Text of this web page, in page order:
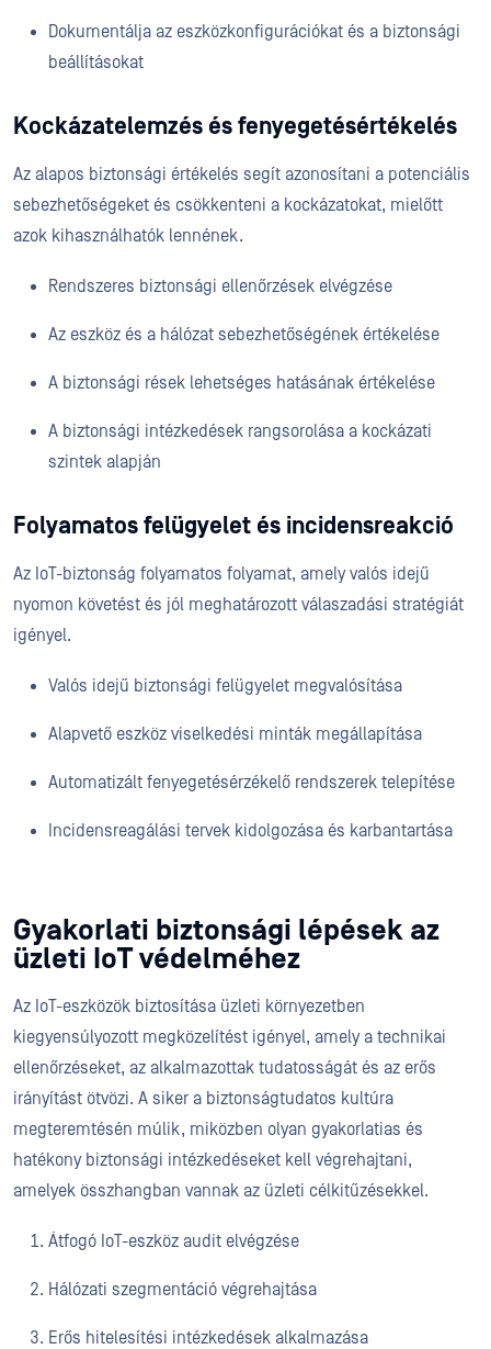
Dokumentálja az eszközkonfigurációkat és a biztonsági
beállításokat
Kockázatelemzés és fenyegetésértékelés
Az alapos biztonsági értékelés segít azonosítani a potenciális
sebezhetőségeket és csökkenteni a kockázatokat, mielőtt
azok kihasználhatók lennének.
Rendszeres biztonsági ellenőrzések elvégzése
Az eszköz és a hálózat sebezhetőségének értékelése
A biztonsági rések lehetséges hatásának értékelése
A biztonsági intézkedések rangsorolása a kockázati
szintek alapján
Folyamatos felügyelet és incidensreakció
Az IoT-biztonság folyamatos folyamat, amely valós idejű
nyomon követést és jól meghatározott válaszadási stratégiát
igényel.
Valós idejű biztonsági felügyelet megvalósítása
Alapvető eszköz viselkedési minták megállapítása
Automatizált fenyegetésérzékelő rendszerek telepítése
Incidensreagálási tervek kidolgozása és karbantartása
Gyakorlati biztonsági lépések az
üzleti IoT védelméhez
Az IoT-eszközök biztosítása üzleti környezetben
kiegyensúlyozott megközelítést igényel, amely a technikai
ellenőrzéseket, az alkalmazottak tudatosságát és az erős
irányítást ötvözi. A siker a biztonságtudatos kultúra
megteremtésén múlik, miközben olyan gyakorlatias és
hatékony biztonsági intézkedéseket kell végrehajtani,
amelyek összhangban vannak az üzleti célkitűzésekkel.
Átfogó IoT-eszköz audit elvégzése
Hálózati szegmentáció végrehajtása
Erős hitelesítési intézkedések alkalmazása